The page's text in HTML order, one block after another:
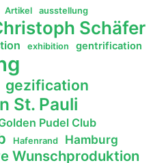
Artikel ausstellung
Schäfer
exhibition gentrification
gezification
St. Pauli
Pudel Club
Hafenrand Hamburg
Wunschproduktion